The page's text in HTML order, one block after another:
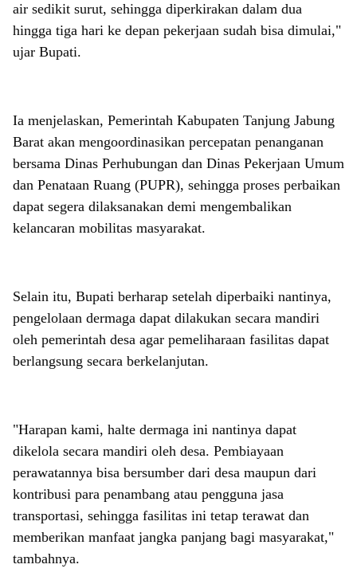
air sedikit surut, sehingga diperkirakan dalam dua
hingga tiga hari ke depan pekerjaan sudah bisa dimulai,"
ujar Bupati.
Ia menjelaskan, Pemerintah Kabupaten Tanjung Jabung
Barat akan mengoordinasikan percepatan penanganan
bersama Dinas Perhubungan dan Dinas Pekerjaan Umum
dan Penataan Ruang (PUPR), sehingga proses perbaikan
dapat segera dilaksanakan demi mengembalikan
kelancaran mobilitas masyarakat.
Selain itu, Bupati berharap setelah diperbaiki nantinya,
pengelolaan dermaga dapat dilakukan secara mandiri
oleh pemerintah desa agar pemeliharaan fasilitas dapat
berlangsung secara berkelanjutan.
"Harapan kami, halte dermaga ini nantinya dapat
dikelola secara mandiri oleh desa. Pembiayaan
perawatannya bisa bersumber dari desa maupun dari
kontribusi para penambang atau pengguna jasa
transportasi, sehingga fasilitas ini tetap terawat dan
memberikan manfaat jangka panjang bagi masyarakat,"
tambahnya.